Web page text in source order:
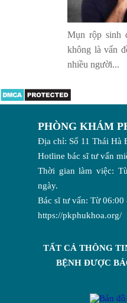
Mụn rộp sinh
không là vấn
nhiều người...
PHÒNG KHÁM
Địa chỉ: Số 11 Thái Hà
Hotline bác sĩ tư vấn
Thời gian làm việc:
ngày.
Bác sĩ tư vấn: Từ 06:00
https://pkphukhoa.org/
TẤT CẢ THÔNG
BỆNH ĐƯỢC